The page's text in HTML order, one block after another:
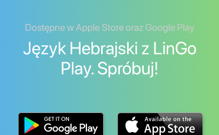
Dostępne w Apple Store oraz Google Play
Język Hebrajski z LinGo
Play. Spróbuj!